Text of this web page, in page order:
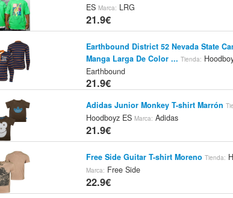
ES Marca: LRG
21.9€
Earthbound District 52 Nevada State
Manga Larga De Color ... Tienda:
Earthbound
21.9€
Adidas Junior Monkey T-shirt Marrón
Hoodboyz ES Marca: Adidas
21.9€
Free Side Guitar T-shirt Moreno Tienda:
Marca: Free Side
22.9€